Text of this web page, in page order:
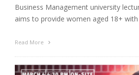
Business Management university
aims to provide women aged 18+
Read More